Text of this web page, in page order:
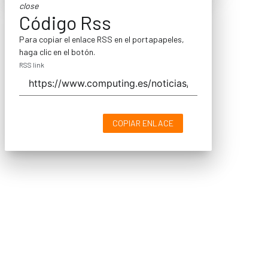
close
Código Rss
Para copiar el enlace RSS en el portapapeles,
haga clic en el botón.
RSS link
COPIAR ENLACE